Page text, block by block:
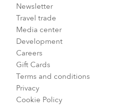
Newsletter
Travel trade
Media center
Development
Careers
Gift Cards
Terms and conditions
Privacy
Cookie Policy